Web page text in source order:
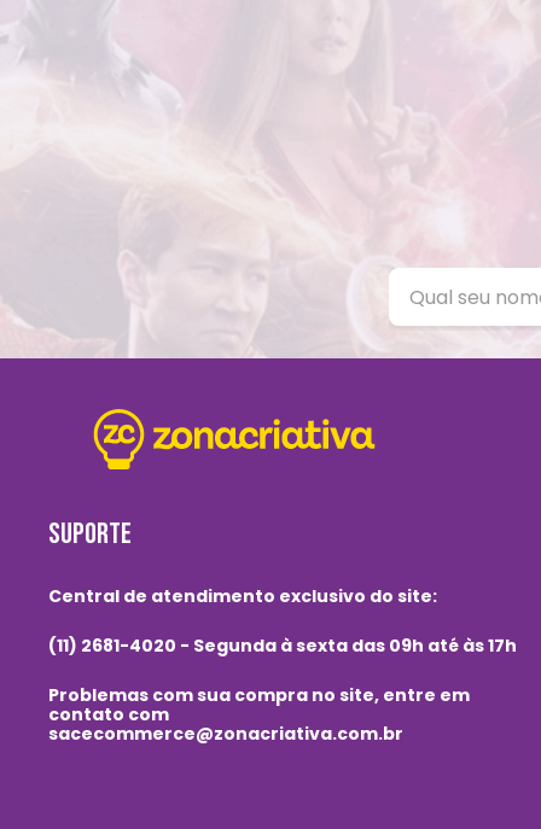
SUPORTE
Central de atendimento exclusivo do site:
(11) 2681-4020 - Segunda à sexta das 09h até às 17h
Problemas com sua compra no site, entre em
contato com
sacecommerce@zonacriativa.com.br